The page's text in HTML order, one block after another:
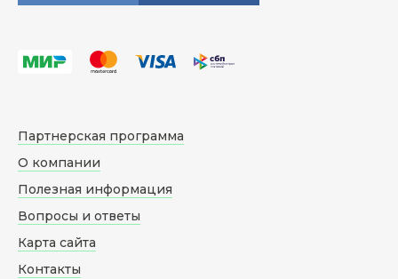
Партнерская программа
О компании
Полезная информация
Вопросы и ответы
Карта сайта
Контакты